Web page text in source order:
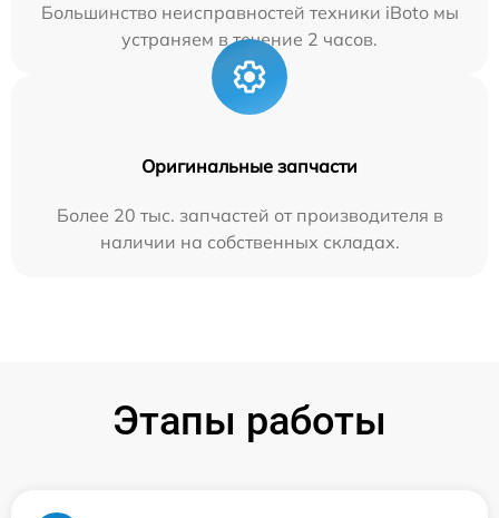
Большинство неисправностей техники iBoto мы
устраняем в течение 2 часов.
Оригинальные запчасти
Более 20 тыс. запчастей от производителя в
наличии на собственных складах.
Этапы работы